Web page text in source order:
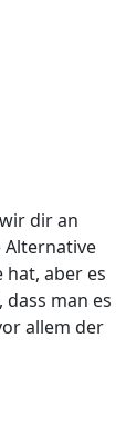
dir an
Alternative
aber es
man es
allem der